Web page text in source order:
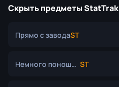
Скрыть предметы StatTrak
Прямо с заводаST
Немного поношенное ST